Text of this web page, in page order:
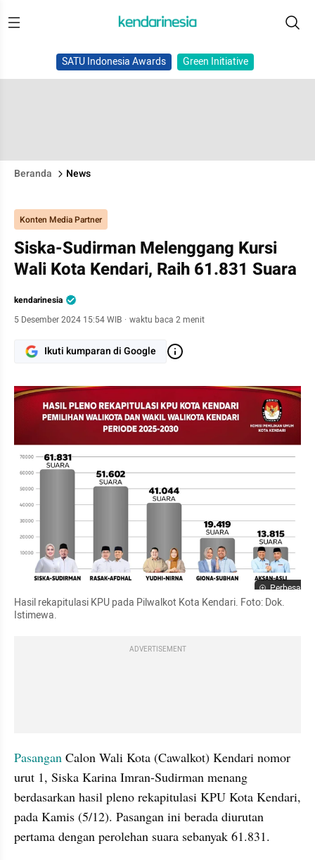
SATU Indonesia Awards Green Initiative
Beranda News
Konten Media Partner
Siska-Sudirman Melenggang Kursi
Wali Kota Kendari, Raih 61.831 Suara
kendarinesia
5 Desember 2024 15:54 WIB · waktu baca 2 menit
Ikuti kumparan di Google
Perbesar
Hasil rekapitulasi KPU pada Pilwalkot Kota Kendari. Foto: Dok.
Istimewa.
ADVERTISEMENT
Pasangan Calon Wali Kota (Cawalkot) Kendari nomor
urut 1, Siska Karina Imran-Sudirman menang
berdasarkan hasil pleno rekapitulasi KPU Kota Kendari,
pada Kamis (5/12). Pasangan ini berada diurutan
pertama dengan perolehan suara sebanyak 61.831.